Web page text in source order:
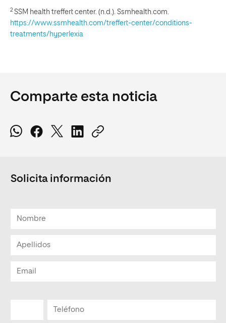
2SSM health treffert center. (n.d.). Ssmhealth.com.
https://www.ssmhealth.com/treffert-center/conditions-
treatments/hyperlexia
Comparte esta noticia
Solicita información